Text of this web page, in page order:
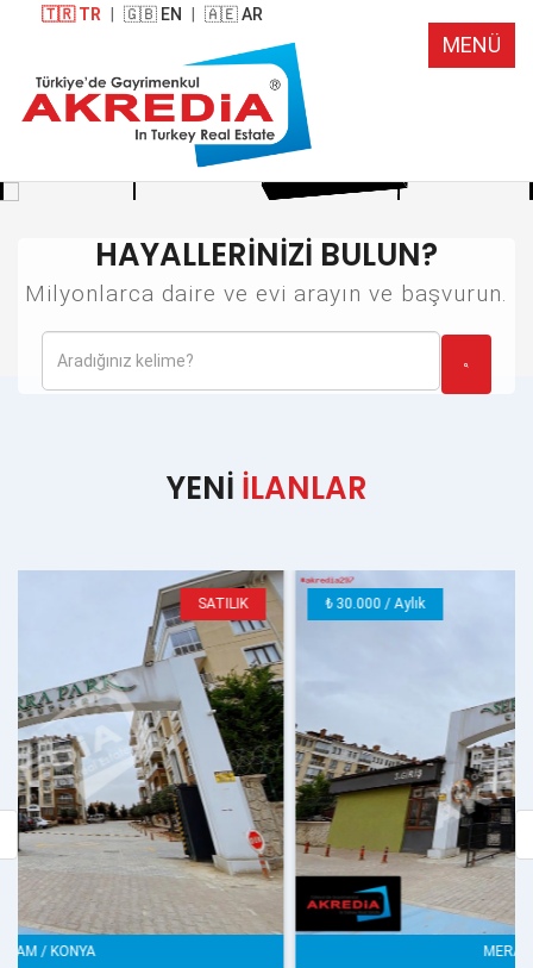
MENÜ
🇹🇷 TR 🇬🇧 EN 🇦🇪 AR
HAYALLERİNİZİ BULUN?
Milyonlarca daire ve evi arayın ve başvurun.
YENİ İLANLAR
KİRALIK